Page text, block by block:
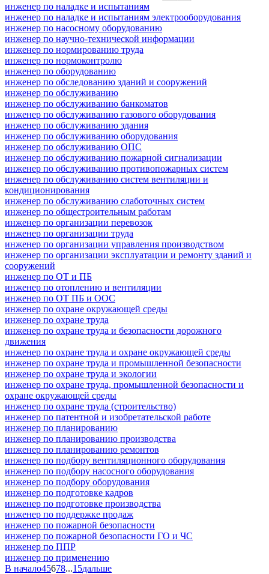
инженер по наладке и испытаниям
инженер по наладке и испытаниям электрооборудования
инженер по насосному оборудованию
инженер по научно-технической информации
инженер по нормированию труда
инженер по нормоконтролю
инженер по оборудованию
инженер по обследованию зданий и сооружений
инженер по обслуживанию
инженер по обслуживанию банкоматов
инженер по обслуживанию газового оборудования
инженер по обслуживанию здания
инженер по обслуживанию оборудования
инженер по обслуживанию ОПС
инженер по обслуживанию пожарной сигнализации
инженер по обслуживанию противопожарных систем
инженер по обслуживанию систем вентиляции и
кондиционирования
инженер по обслуживанию слаботочных систем
инженер по общестроительным работам
инженер по организации перевозок
инженер по организации труда
инженер по организации управления производством
инженер по организации эксплуатации и ремонту зданий и
сооружений
инженер по ОТ и ПБ
инженер по отоплению и вентиляции
инженер по ОТ ПБ и ООС
инженер по охране окружающей среды
инженер по охране труда
инженер по охране труда и безопасности дорожного
движения
инженер по охране труда и охране окружающей среды
инженер по охране труда и промышленной безопасности
инженер по охране труда и экологии
инженер по охране труда, промышленной безопасности и
охране окружающей среды
инженер по охране труда (строительство)
инженер по патентной и изобретательской работе
инженер по планированию
инженер по планированию производства
инженер по планированию ремонтов
инженер по подбору вентиляционного оборудования
инженер по подбору насосного оборудования
инженер по подбору оборудования
инженер по подготовке кадров
инженер по подготовке производства
инженер по поддержке продаж
инженер по пожарной безопасности
инженер по пожарной безопасности ГО и ЧС
инженер по ППР
инженер по применению
В начало45678...15дальше